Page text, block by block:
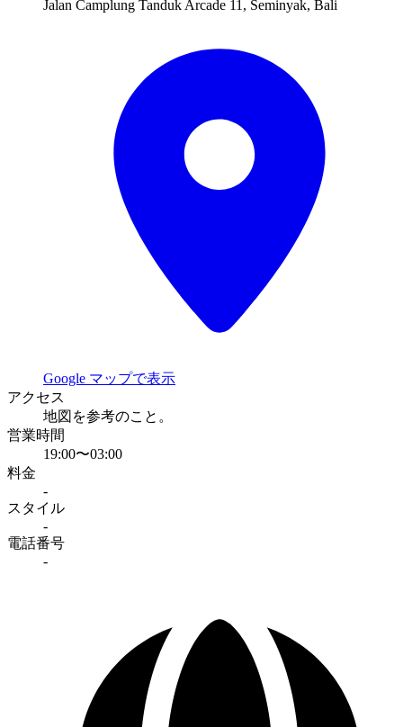
Jalan Camplung Tanduk Arcade 11, Seminyak, Bali
Google マップで表示
アクセス
地図を参考のこと。
営業時間
19:00〜03:00
料金
-
スタイル
-
電話番号
-